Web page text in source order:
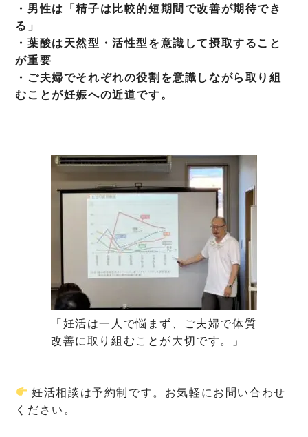
・男性は「精子は比較的短期間で改善が期待でき
る」
・葉酸は天然型・活性型を意識して摂取すること
が重要
・ご夫婦でそれぞれの役割を意識しながら取り組
むことが妊娠への近道です。
「妊活は一人で悩まず、ご夫婦で体質
改善に取り組むことが大切です。」
妊活相談は予約制です。お気軽にお問い合わせ
ください。